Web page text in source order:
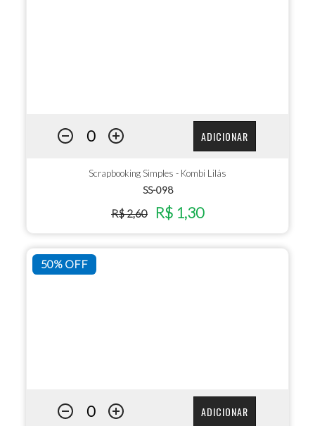
ADICIONAR
Scrapbooking Simples - Kombi Lilás
SS-098
R$ 2,60 R$ 1,30
50% OFF
ADICIONAR